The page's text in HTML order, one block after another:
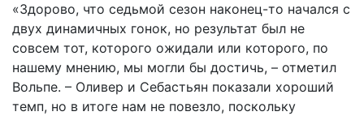
«Здорово, что седьмой сезон наконец-то начался с
двух динамичных гонок, но результат был не
совсем тот, которого ожидали или которого, по
нашему мнению, мы могли бы достичь, – отметил
Вольпе. – Оливер и Себастьян показали хороший
темп, но в итоге нам не повезло, поскольку